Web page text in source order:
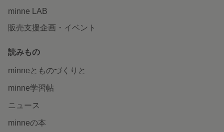
minne LAB
販売支援企画・イベント
読みもの
minneとものづくりと
minne学習帖
ニュース
minneの本